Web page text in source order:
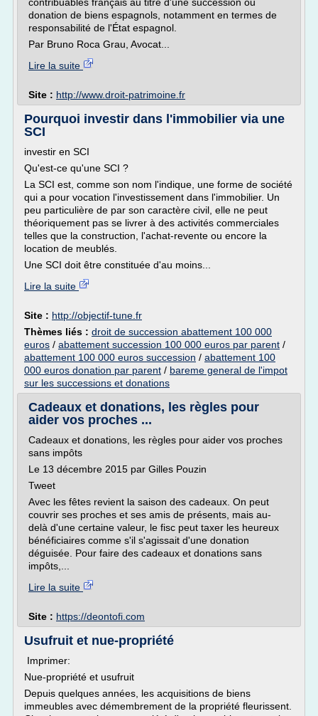
donation de biens espagnols, notamment en termes de
responsabilité de l'État espagnol.
Par Bruno Roca Grau, Avocat...
Lire la suite
Site : http://www.droit-patrimoine.fr
Pourquoi investir dans l'immobilier via une
SCI
investir en SCI
Qu'est-ce qu'une SCI ?
La SCI est, comme son nom l'indique, une forme de société
qui a pour vocation l'investissement dans l'immobilier. Un
peu particulière de par son caractère civil, elle ne peut
théoriquement pas se livrer à des activités commerciales
telles que la construction, l'achat-revente ou encore la
location de meublés.
Une SCI doit être constituée d'au moins...
Lire la suite
Site : http://objectif-tune.fr
Thèmes liés : droit de succession abattement 100 000
euros / abattement succession 100 000 euros par parent /
abattement 100 000 euros succession / abattement 100
000 euros donation par parent / bareme general de l'impot
sur les successions et donations
Cadeaux et donations, les règles pour
aider vos proches ...
Cadeaux et donations, les règles pour aider vos proches
sans impôts
Le 13 décembre 2015 par Gilles Pouzin
Tweet
Avec les fêtes revient la saison des cadeaux. On peut
couvrir ses proches et ses amis de présents, mais au-
delà d'une certaine valeur, le fisc peut taxer les heureux
bénéficiaires comme s'il s'agissait d'une donation
déguisée. Pour faire des cadeaux et donations sans
impôts,...
Lire la suite
Site : https://deontofi.com
Usufruit et nue-propriété
Imprimer:
Nue-propriété et usufruit
Depuis quelques années, les acquisitions de biens
immeubles avec démembrement de la propriété fleurissent.